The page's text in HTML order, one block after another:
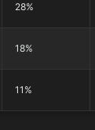
28%
18%
11%